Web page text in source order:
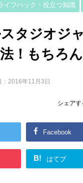
イフハック・役立つ知識
タジオジ
！もちろ
2016年11月3日
シェアす
Facebook
B! はてブ